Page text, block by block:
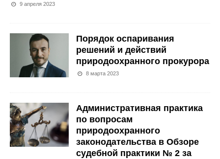
9 апреля 2023
Порядок оспаривания
решений и действий
природоохранного прокурора
8 марта 2023
Административная практика
по вопросам
природоохранного
законодательства в Обзоре
судебной практики № 2 за